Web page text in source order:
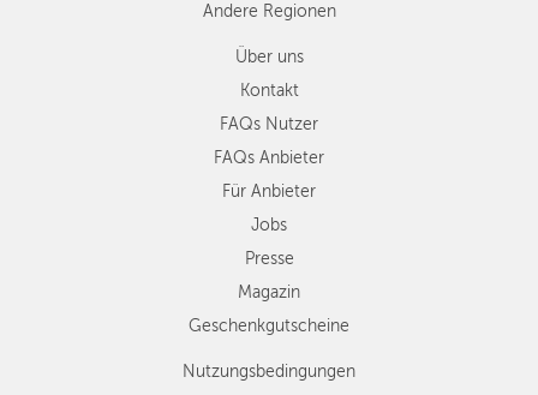
Andere Regionen
Über uns
Kontakt
FAQs Nutzer
FAQs Anbieter
Für Anbieter
Jobs
Presse
Magazin
Geschenkgutscheine
Nutzungsbedingungen